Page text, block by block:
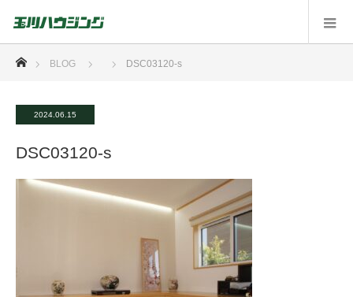
ホーム
BLOG DSC03120-s
2024.06.15
DSC03120-s